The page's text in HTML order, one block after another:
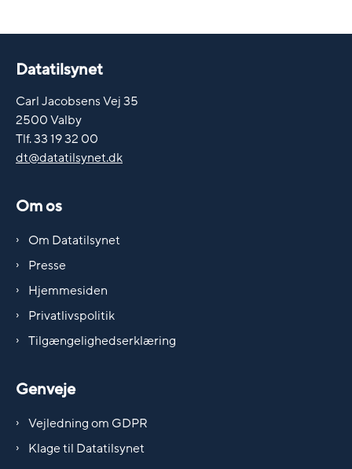
Datatilsynet
Carl Jacobsens Vej 35
2500 Valby
Tlf. 33 19 32 00
dt@datatilsynet.dk
Om os
Om Datatilsynet
Presse
Hjemmesiden
Privatlivspolitik
Tilgængelighedserklæring
Genveje
Vejledning om GDPR
Klage til Datatilsynet